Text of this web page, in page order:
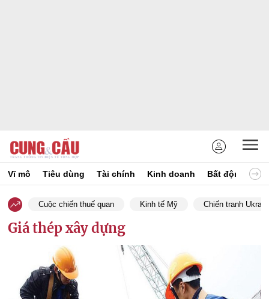
Vĩ mô Tiêu dùng Tài chính Kinh doanh Bất động sản
Cuộc chiến thuế quan Kinh tế Mỹ Chiến tranh
Giá thép xây dựng